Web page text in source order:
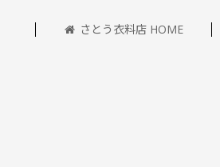
さとう衣料店 HOME